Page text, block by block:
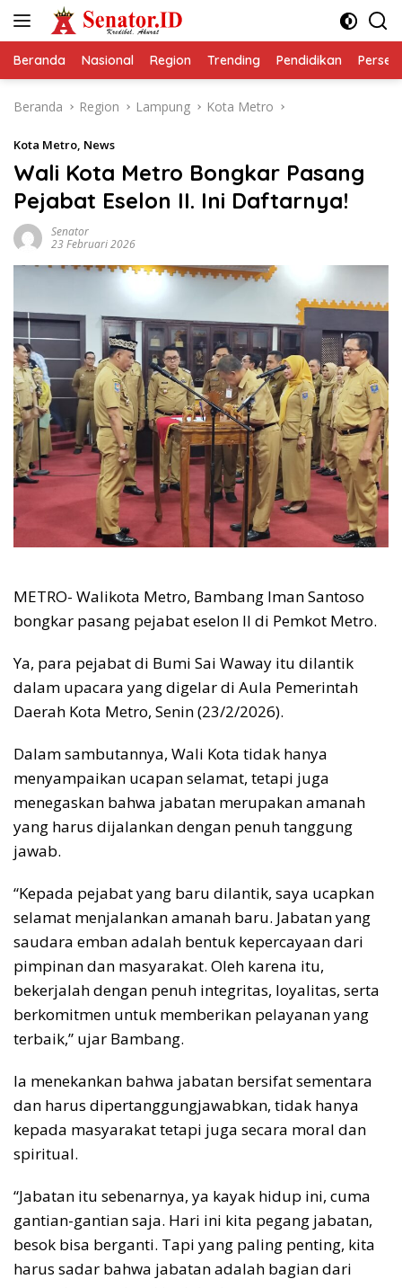
Beranda Nasional Region Trending Pendidikan
Beranda Region Lampung Kota Metro
Kota Metro, News
Wali Kota Metro Bongkar Pasang
Pejabat Eselon II. Ini Daftarnya!
Senator
23 Februari 2026
METRO- Walikota Metro, Bambang Iman Santoso
bongkar pasang pejabat eselon II di Pemkot Metro.
Ya, para pejabat di Bumi Sai Waway itu dilantik
dalam upacara yang digelar di Aula Pemerintah
Daerah Kota Metro, Senin (23/2/2026).
Dalam sambutannya, Wali Kota tidak hanya
menyampaikan ucapan selamat, tetapi juga
menegaskan bahwa jabatan merupakan amanah
yang harus dijalankan dengan penuh tanggung
jawab.
“Kepada pejabat yang baru dilantik, saya ucapkan
selamat menjalankan amanah baru. Jabatan yang
saudara emban adalah bentuk kepercayaan dari
pimpinan dan masyarakat. Oleh karena itu,
bekerjalah dengan penuh integritas, loyalitas, serta
berkomitmen untuk memberikan pelayanan yang
terbaik,” ujar Bambang.
Ia menekankan bahwa jabatan bersifat sementara
dan harus dipertanggungjawabkan, tidak hanya
kepada masyarakat tetapi juga secara moral dan
spiritual.
“Jabatan itu sebenarnya, ya kayak hidup ini, cuma
gantian-gantian saja. Hari ini kita pegang jabatan,
besok bisa berganti. Tapi yang paling penting, kita
harus sadar bahwa jabatan adalah bagian dari